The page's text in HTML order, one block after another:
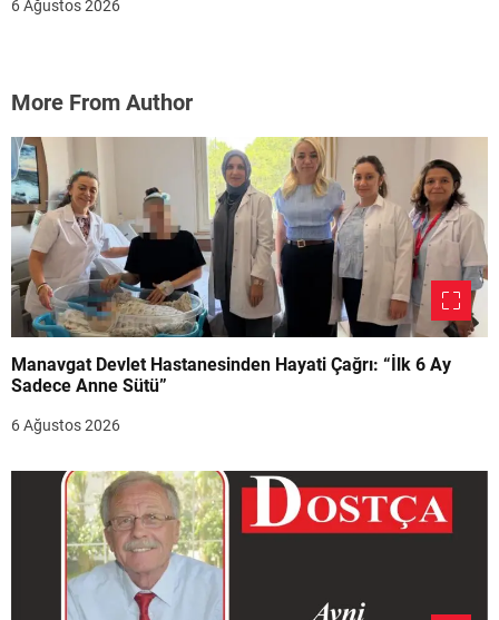
6 Ağustos 2026
More From Author
Manavgat Devlet Hastanesinden Hayati Çağrı: “İlk 6 Ay
Sadece Anne Sütü”
6 Ağustos 2026